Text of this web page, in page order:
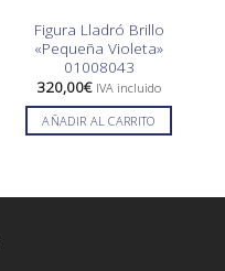
Figura Lladró Brillo
«Pequeña Violeta»
01008043
320,00€ IVA incluido
AÑADIR AL CARRITO